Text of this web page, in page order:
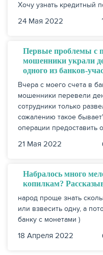
Хочу узнать кредитный
24 Мая 2022
Первые проблемы с
мошенники украли
одного из банков-
Вчера с моего счета в
мошенники перевели
сотрудники только
сожалению такое
операции предоставить
21 Мая 2022
Набралось много
копилкам?
народ проще знать
или взвесить одну, а
банку с монетами )
18 Апреля 2022